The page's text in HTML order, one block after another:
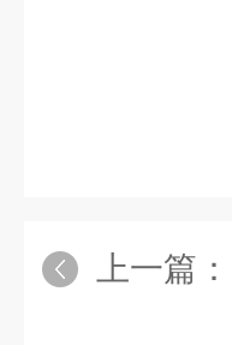
上一篇：